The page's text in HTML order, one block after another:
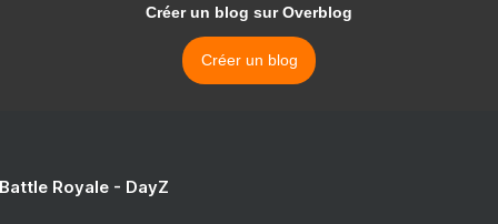
Créer un blog sur Overblog
Créer un blog
Royale - DayZ